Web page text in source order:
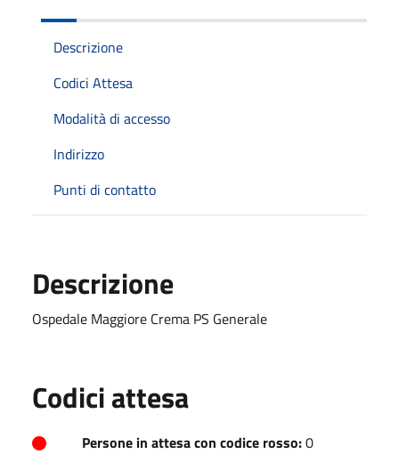
Descrizione
Codici Attesa
Modalità di accesso
Indirizzo
Punti di contatto
Descrizione
Ospedale Maggiore Crema PS Generale
Codici attesa
Persone in attesa con codice rosso:0